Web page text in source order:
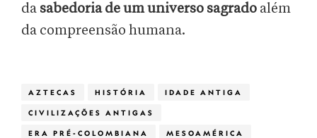
da sabedoria de um universo sagrado além
da compreensão humana.
AZTECAS HISTÓRIA IDADE ANTIGA
CIVILIZAÇÕES ANTIGAS
ERA PRÉ-COLOMBIANA MESOAMÉRICA